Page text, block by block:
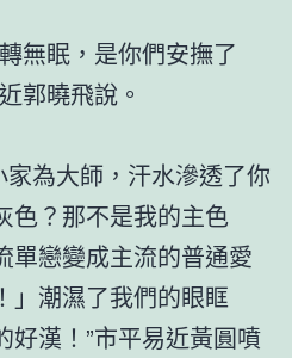
眠，是你們安撫了
郭曉飛說。
為大師，汗水滲透了你
色？那不是我的主色
單戀變成主流的普通愛
」潮濕了我們的眼眶
漢！”市平易近黃圓噴